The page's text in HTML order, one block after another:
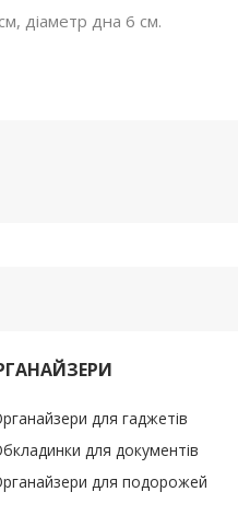
діаметр дна 6 см.
для гаджетів
для документів
для подорожей